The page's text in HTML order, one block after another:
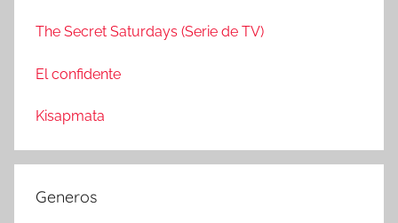
The Secret Saturdays (Serie de TV)
El confidente
Kisapmata
Generos